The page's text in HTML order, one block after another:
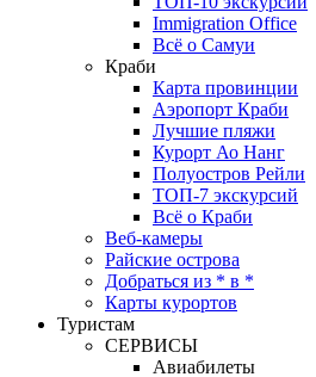
Immigration Office
Всё о Самуи
Краби
Карта провинции
Аэропорт Краби
Лучшие пляжи
Курорт Ао Нанг
Полуостров Рейли
ТОП-7 экскурсий
Всё о Краби
Веб-камеры
Райские острова
Добраться из * в *
Карты курортов
Туристам
СЕРВИСЫ
Авиабилеты